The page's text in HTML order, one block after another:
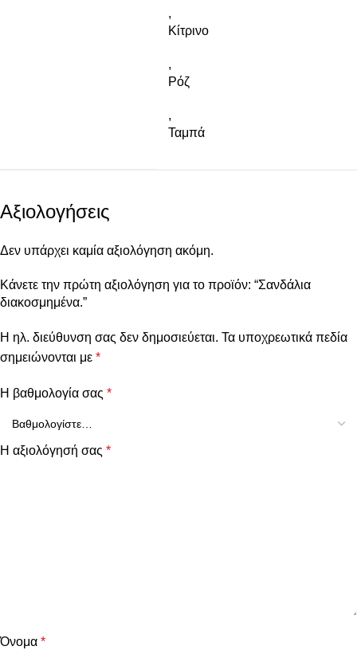
,
Κίτρινο
,
Ρόζ
,
Ταμπά
Αξιολογήσεις
Δεν υπάρχει καμία αξιολόγηση ακόμη.
Κάνετε την πρώτη αξιολόγηση για το προϊόν: “Σανδάλια
διακοσμημένα.”
Η ηλ. διεύθυνση σας δεν δημοσιεύεται. Τα υποχρεωτικά πεδία
σημειώνονται με *
Η βαθμολογία σας *
Η αξιολόγησή σας *
Όνομα *